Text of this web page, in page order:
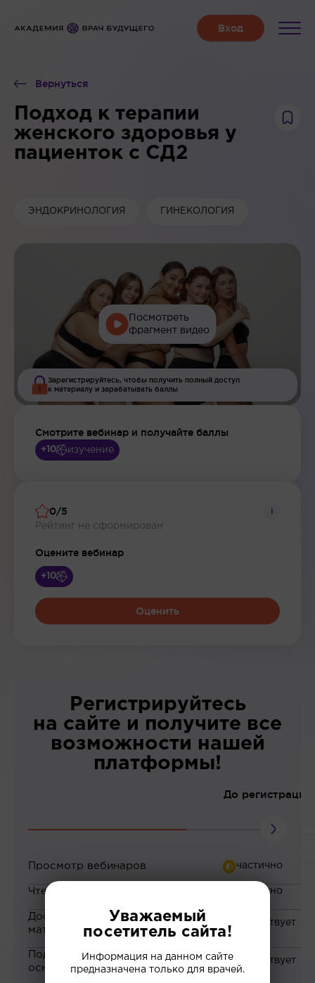
Вернуться
Подход к терапии
женского здоровья у
пациенток с СД2
ЭНДОКРИНОЛОГИЯ ГИНЕКОЛОГИЯ
Посмотреть
фрагмент видео
Зарегистрируйтесь, чтобы получить полный доступ
к материалу и зарабатывать баллы
Смотрите вебинар и получайте баллы
+10 изучение
0/5
Рейтинг не сформирован
i
Оцените вебинар
+10
Оценить
Регистрируйтесь
на сайте и получите все
возможности нашей
платформы!
До регистрации
Просмотр вебинаров
Чтение статей
Доступ к закрытым
материалам
Подборка материалов на
основе ваших интересов
Уважаемый
посетитель сайта!
Информация на данном сайте
предназначена только для врачей.